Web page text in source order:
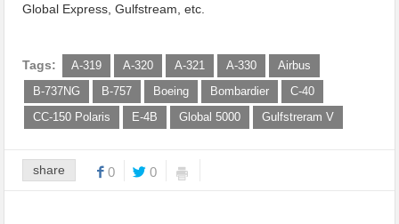
Global Express, Gulfstream, etc.
Tags: A-319 A-320 A-321 A-330
Airbus
B-737NG
B-757 Boeing Bombardier
C-40
CC-150 Polaris
E-4B Global 5000 Gulfstreram V
share 0 0